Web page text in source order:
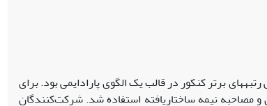
برتر کنکور در قالب یک الگوی پارادایمی بود. برای
مصاحبه نیمه ساختاریافته استفاده شد. شرکت‌کنندگان